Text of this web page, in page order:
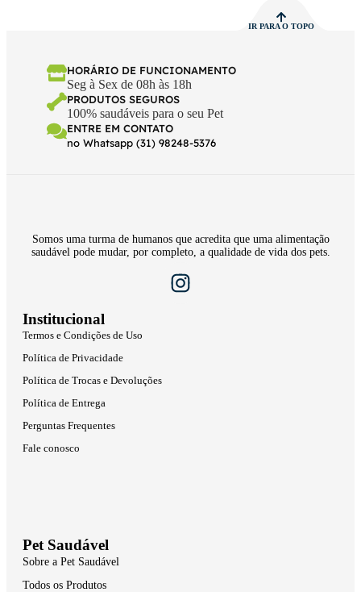
IR PARA O TOPO
HORÁRIO DE FUNCIONAMENTO
Seg à Sex de 08h às 18h
PRODUTOS SEGUROS
100% saudáveis para o seu Pet
ENTRE EM CONTATO
no Whatsapp (31) 98248-5376
Somos uma turma de humanos que acredita que uma alimentação
saudável pode mudar, por completo, a qualidade de vida dos pets.
Institucional
Termos e Condições de Uso
Política de Privacidade
Política de Trocas e Devoluções
Política de Entrega
Perguntas Frequentes
Fale conosco
Pet Saudável
Sobre a Pet Saudável
Todos os Produtos